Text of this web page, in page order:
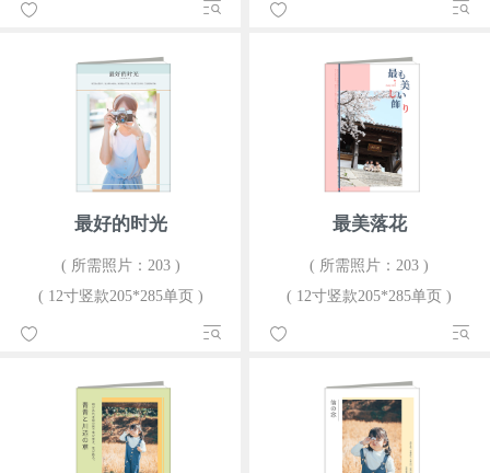
最好的时光
( 所需照片：203 )
( 12寸竖款205*285单页 )
最美落花
( 所需照片：203 )
( 12寸竖款205*285单页 )